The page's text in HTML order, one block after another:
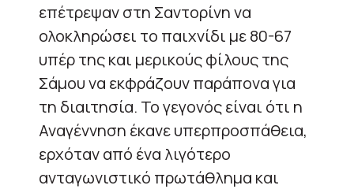
επέτρεψαν στη Σαντορίνη να
ολοκληρώσει το παιχνίδι με 80-67
υπέρ της και μερικούς φίλους της
Σάμου να εκφράζουν παράπονα για
τη διαιτησία. Το γεγονός είναι ότι η
Αναγέννηση έκανε υπερπροσπάθεια,
ερχόταν από ένα λιγότερο
ανταγωνιστικό πρωτάθλημα και